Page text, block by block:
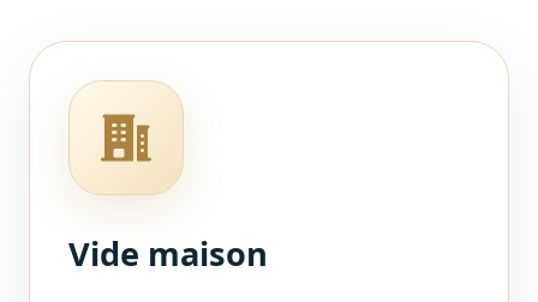
Vide maison